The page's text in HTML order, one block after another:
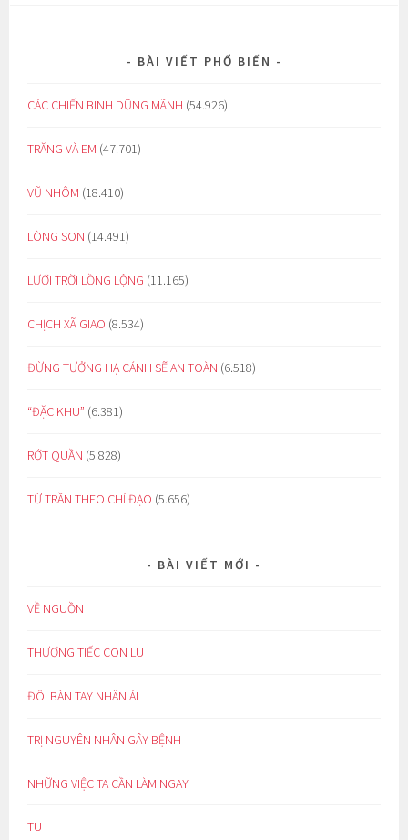
BÀI VIẾT PHỔ BIẾN
CÁC CHIẾN BINH DŨNG MÃNH (54.926)
TRĂNG VÀ EM (47.701)
VŨ NHÔM (18.410)
LÒNG SON (14.491)
LƯỚI TRỜI LỒNG LỘNG (11.165)
CHỊCH XÃ GIAO (8.534)
ĐỪNG TƯỞNG HẠ CÁNH SẼ AN TOÀN (6.518)
“ĐẶC KHU” (6.381)
RỚT QUẦN (5.828)
TỪ TRẦN THEO CHỈ ĐẠO (5.656)
BÀI VIẾT MỚI
VỀ NGUỒN
THƯƠNG TIẾC CON LU
ĐÔI BÀN TAY NHÂN ÁI
TRỊ NGUYÊN NHÂN GÂY BỆNH
NHỮNG VIỆC TA CẦN LÀM NGAY
TU